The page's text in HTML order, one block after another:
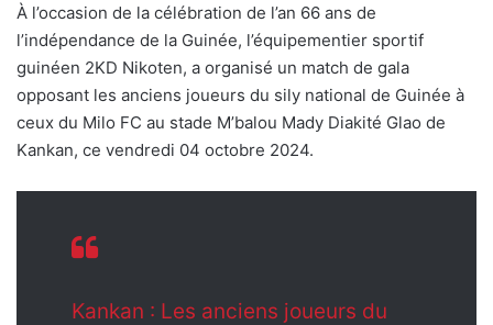
À l’occasion de la célébration de l’an 66 ans de
l’indépendance de la Guinée, l’équipementier sportif
guinéen 2KD Nikoten, a organisé un match de gala
opposant les anciens joueurs du sily national de Guinée à
ceux du Milo FC au stade M’balou Mady Diakité Glao de
Kankan, ce vendredi 04 octobre 2024.
Kankan : Les anciens joueurs du